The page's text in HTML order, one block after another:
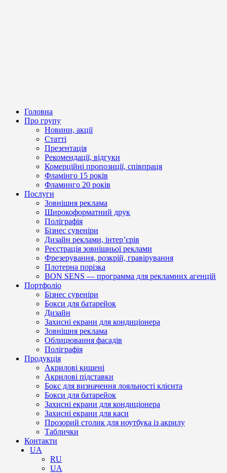
Головна
Про групу
Новини, акції
Статті
Презентація
Рекомендації, відгуки
Комерційні пропозиції, співпраця
Фламінго 15 років
Фламинго 20 років
Послуги
Зовнішня реклама
Широкоформатний друк
Поліграфія
Бізнес сувеніри
Дизайн реклами, інтер’єрів
Реєстрація зовнішньої реклами
Фрезерування, розкрій, гравірування
Плотерна порізка
BON SENS — программа для рекламних агенцій
Портфоліо
Бізнес сувеніри
Бокси для батарейок
Дизайн
Захисні екрани для кондиціонера
Зовнішня реклама
Облицювання фасадів
Поліграфія
Продукція
Акрилові кишені
Акрилові підставки
Бокс для визначення лояльності клієнта
Бокси для батарейок
Захисні екрани для кондиціонера
Захисні екрани для каси
Прозорий столик для ноутбука із акрилу
Таблички
Контакти
UA
RU
UA